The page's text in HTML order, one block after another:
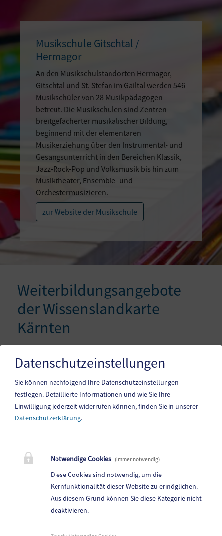
Musikschule Gitschtal /
Hermagor
An den Musikschulstandorten Hermagor,
Gitschtal und St. Stefan im Gailtal werden 546
Musikschüler von 28 Musikpädagogen
betreut. Die Musikschulen sind Zentren
breitgefächerter musikalischer Bildung,
beginnend mit der elementaren
Musikerziehung über den Instrumental- und
Gesangsunterricht in den Bereichen Klassik,
Jazz-Rock-Pop und Volksmusik bis hin zum
Musiktheater, Ensemble- und
Orchestermusizieren.
zur Website der Musikschule
Weiterbildungsangebote
der Wissenslandkarte
Kärnten
… mit einem Klick zu Deinem
Weiterbildungsangebot!
Telefon:
+43(0)4286/212
Fax: +43(0)4286/212-22
E-Mail: gitschtal@ktn.gde.at
Heute,08:00 - 12:00 Uhr
Datenschutzeinstellungen
Sie können nachfolgend Ihre Datenschutzeinstellungen
festlegen. Detaillierte Informationen und wie Sie Ihre
Einwilligung jederzeit widerrufen können, finden Sie in unserer
Datenschutzerklärung.
Notwendige Cookies (immer notwendig)
Diese Cookies sind notwendig, um die
Kernfunktionalität dieser Website zu ermöglichen.
Aus diesem Grund können Sie diese Kategorie nicht
deaktivieren.